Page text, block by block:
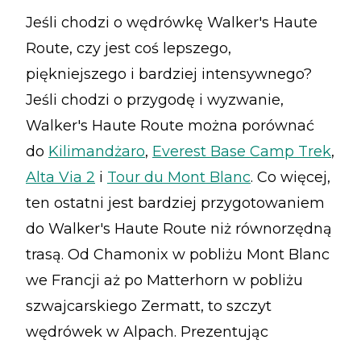
Jeśli chodzi o wędrówkę Walker's Haute
Route, czy jest coś lepszego,
piękniejszego i bardziej intensywnego?
Jeśli chodzi o przygodę i wyzwanie,
Walker's Haute Route można porównać
do Kilimandżaro, Everest Base Camp Trek,
Alta Via 2 i Tour du Mont Blanc. Co więcej,
ten ostatni jest bardziej przygotowaniem
do Walker's Haute Route niż równorzędną
trasą. Od Chamonix w pobliżu Mont Blanc
we Francji aż po Matterhorn w pobliżu
szwajcarskiego Zermatt, to szczyt
wędrówek w Alpach. Prezentując